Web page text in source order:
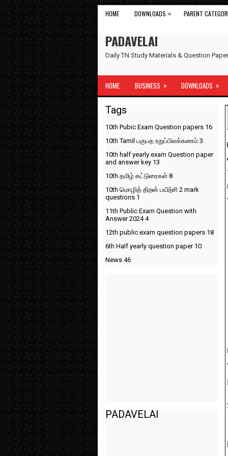
HOME DOWNLOADS » PARENT
PADAVELAI
Daily TN Study Materials & Question
HOME BUSINESS » DOWNLOADS »
Tags
10th Pubic Exam Question papers 16
10th Tamil பகுபத உறுப்பிலக்கணம் 3
10th half yearly exam Question paper
and answer key 13
10th தமிழ் கட்டுரைகள் 8
10th மொழித் திறன் பயிற்சி 2 mark
questions 1
11th Public Exam Question with
Answer 20244
12th public exam question papers 18
6th Half yearly question paper 10
News 46
PADAVELAI